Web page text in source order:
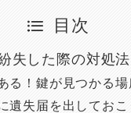
目次
失した際の対処法
る！鍵が見つかる場
遺失届を出しておこ